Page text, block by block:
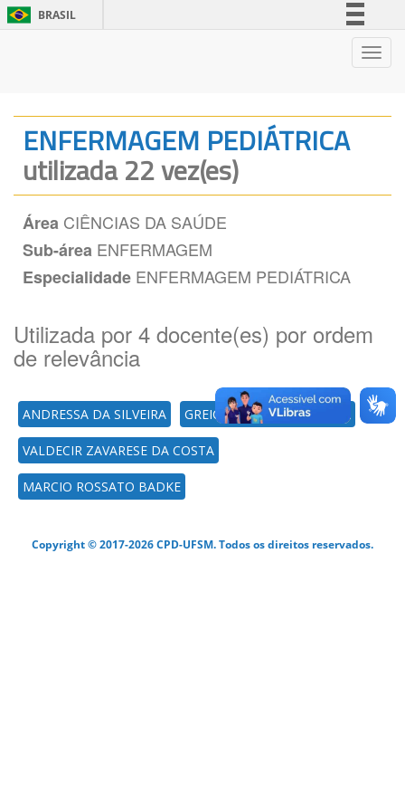
BRASIL
Acesso à informação
Legislação
ENFERMAGEM PEDIÁTRICA
utilizada 22 vez(es)
Área CIÊNCIAS DA SAÚDE
Sub-área ENFERMAGEM
Especialidade ENFERMAGEM PEDIÁTRICA
Utilizada por 4 docente(es) por ordem
de relevância
ANDRESSA DA SILVEIRA GREICE MACHADO PIESZAK
VALDECIR ZAVARESE DA COSTA
MARCIO ROSSATO BADKE
Copyright © 2017-2026 CPD-UFSM. Todos os direitos reservados.